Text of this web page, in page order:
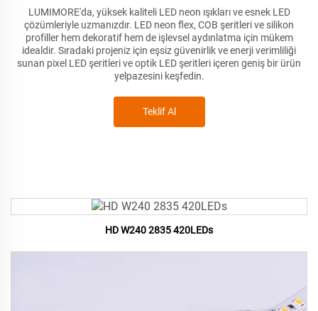
LUMIMORE'da, yüksek kaliteli LED neon ışıkları ve esnek LED
çözümleriyle uzmanızdır. LED neon flex, COB şeritleri ve silikon
profiller hem dekoratif hem de işlevsel aydınlatma için mükem
idealdir. Sıradaki projeniz için eşsiz güvenirlik ve enerji verimliliği
sunan pixel LED şeritleri ve optik LED şeritleri içeren geniş bir ürün
yelpazesini keşfedin.
Teklif Al
HD W240 2835 420LEDs